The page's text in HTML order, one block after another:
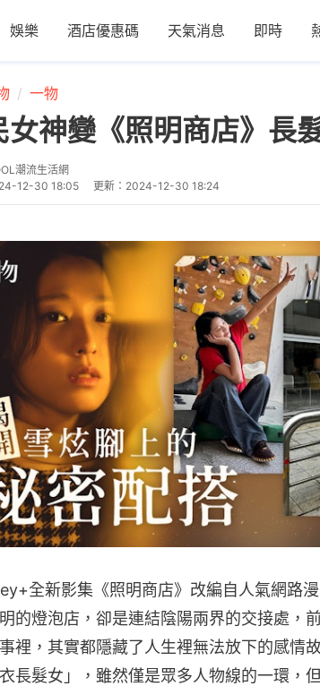
娛樂 酒店優惠碼 天氣消息 即時
一物
女神變《照明商店》長
潮流生活網
12-30 18:05 更新： 2024-12-30 18:24
全新影集《照明商店》改編自人氣網路
的燈泡店，卻是連結陰陽兩界的交接處，
裡，其實都隱藏了人生裡無法放下的感情
衣長髮女」，雖然僅是眾多人物線的一環，